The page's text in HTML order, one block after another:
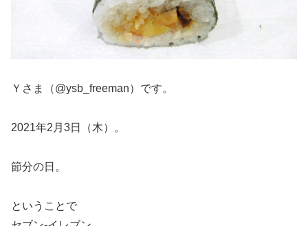
Ｙさま（@ysb_freeman）です。
2021年2月3日（木）。
節分の日。
ということで